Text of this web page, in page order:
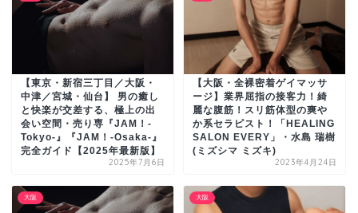
【東京・新宿三丁目／大阪・
中津／宮城・仙台】 男の癒し
と快楽が交差する、極上の出
会い空間・売り専『JAM！-
Tokyo-』『JAM！-Osaka-』
完全ガイド【2025年最新版】
2025年7月6日
【大阪・全裸密着ゲイマッサ
ージ】業界屈指の接客力！綺
麗な腹筋！スリ筋体型の爽や
か系セラピスト！「HEALING
SALON EVERY」・水島 瑞樹
(ミズシマ ミズキ)
2023年4月24日
大阪 大阪